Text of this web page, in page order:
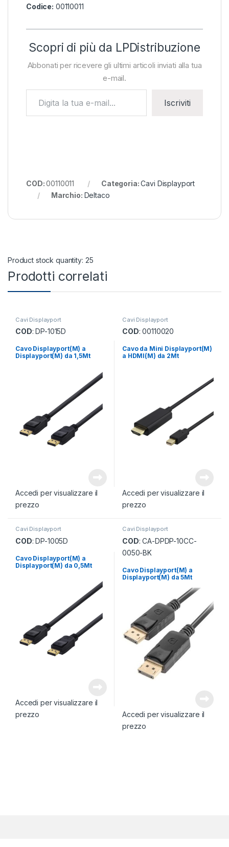
Codice: 00110011
Scopri di più da LPDistribuzione
Abbonati per ricevere gli ultimi articoli inviati alla tua
e-mail.
Iscriviti
COD:00110011 Categoria:Cavi Displayport
Marchio: Deltaco
Product stock quantity: 25
Prodotti correlati
Cavi Displayport
COD: DP-1015D
Cavo Displayport(M) a
Displayport(M) da 1,5Mt
Accedi per visualizzare il
prezzo
Cavi Displayport
COD: 00110020
Cavo da Mini Displayport(M)
a HDMI(M) da 2Mt
Accedi per visualizzare il
prezzo
Cavi Displayport
COD: DP-1005D
Cavo Displayport(M) a
Displayport(M) da 0,5Mt
Accedi per visualizzare il
prezzo
Cavi Displayport
COD: CA-DPDP-10CC-
0050-BK
Cavo Displayport(M) a
Displayport(M) da 5Mt
Accedi per visualizzare il
prezzo